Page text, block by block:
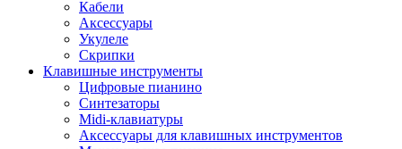
Кабели
Аксессуары
Укулеле
Скрипки
Клавишные инструменты
Цифровые пианино
Синтезаторы
Midi-клавиатуры
Аксессуары для клавишных инструментов